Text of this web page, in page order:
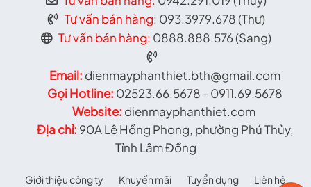
Tư vấn bán hàng: 093.3979.678 (Thư)
Tư vấn bán hàng: 0888.888.576 (Sang)
Email: dienmayphanthiet.bth@gmail.com
Gọi Hotline: 02523.66.5678 - 0911.69.5678
Website: dienmayphanthiet.com
Địa chỉ: 90A Lê Hồng Phong, phường Phú Thủy,
Tỉnh Lâm Đồng
Giới thiệu công ty Khuyến mãi Tuyển dụng Liên hệ